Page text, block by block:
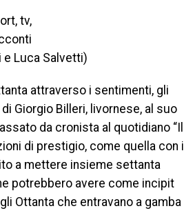
tv,
e Luca Salvetti)
attraverso i sentimenti, gli
Giorgio Billeri, livornese, al suo
da cronista al quotidiano “Il
di prestigio, come quella con il
a mettere insieme settanta
potrebbero avere come incipit
Ottanta che entravano a gamba